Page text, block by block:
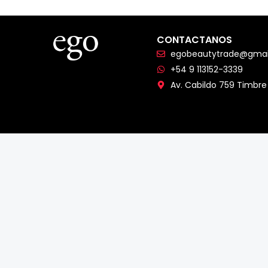
CONTACTANOS
+54 9 113152-3339
Av. Cabildo 759 Timbre